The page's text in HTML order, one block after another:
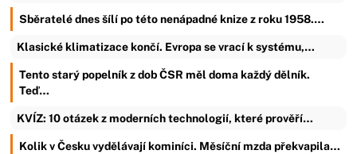
Sběratelé dnes šílí po této nenápadné knize z roku 1958.…
Klasické klimatizace končí. Evropa se vrací k systému,…
Tento starý popelník z dob ČSR měl doma každý dělník.
Teď…
KVÍZ: 10 otázek z moderních technologií, které prověří…
Kolik v Česku vydělávají kominíci. Měsíční mzda překvapila…